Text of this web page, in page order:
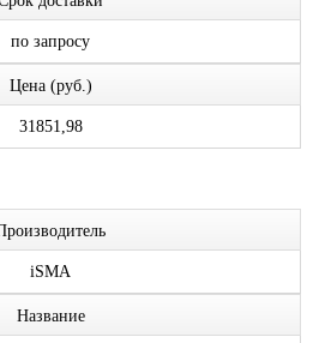
по запросу
Цена (руб.)
31851,98
iSMA
Название